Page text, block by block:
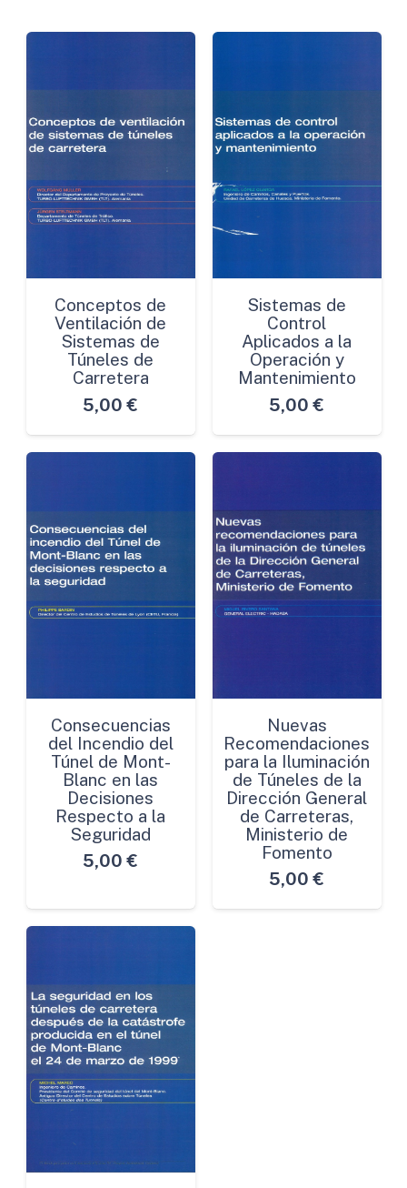
Conceptos de
Ventilación de
Sistemas de
Túneles de
Carretera
5,00 €
Sistemas de
Control
Aplicados a la
Operación y
Mantenimiento
5,00 €
Consecuencias
del Incendio del
Túnel de Mont-
Blanc en las
Decisiones
Respecto a la
Seguridad
5,00 €
Nuevas
Recomendaciones
para la Iluminación
de Túneles de la
Dirección General
de Carreteras,
Ministerio de
Fomento
5,00 €